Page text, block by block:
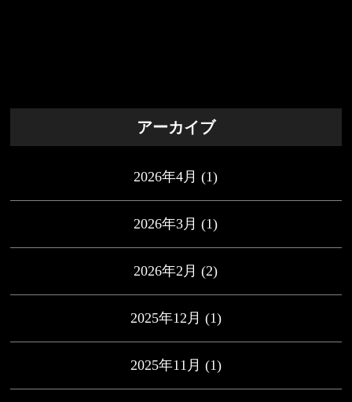
アーカイブ
2026年4月 (1)
2026年3月 (1)
2026年2月 (2)
2025年12月 (1)
2025年11月 (1)